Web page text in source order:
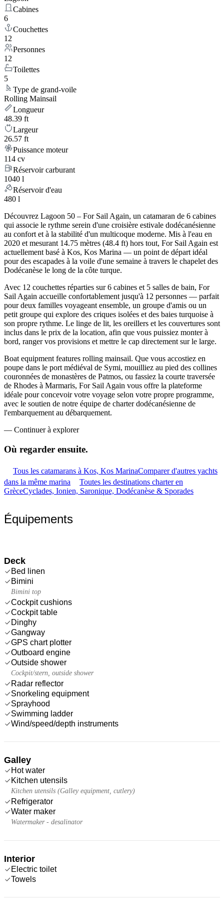
Cabines
6
Couchettes
12
Personnes
12
Toilettes
5
Type de grand-voile
Rolling Mainsail
Longueur
48.39 ft
Largeur
26.57 ft
Puissance moteur
114 cv
Réservoir carburant
1040 l
Réservoir d'eau
480 l
Découvrez Lagoon 50 – For Sail Again, un catamaran de 6 cabines
qui associe le rythme serein d'une croisière estivale dodécanésienne
au confort et à la stabilité d'un multicoque moderne. Mis à l'eau en
2020 et mesurant 14.75 mètres (48.4 ft) hors tout, For Sail Again est
actuellement basé à Kos, Kos Marina — un point de départ idéal
pour des escapades à la voile d'une semaine à travers le chapelet des
Dodécanèse le long de la côte turque.
Avec 12 couchettes réparties sur 6 cabines et 5 salles de bain, For
Sail Again accueille confortablement jusqu'à 12 personnes — parfait
pour deux familles voyageant ensemble, un groupe d'amis ou un
petit groupe qui explore des criques isolées et des baies turquoise à
son propre rythme. Le linge de lit, les oreillers et les couvertures sont
inclus dans le prix de la location, afin que vous puissiez monter à
bord, ranger vos provisions et mettre le cap directement sur le large.
Boat equipment features rolling mainsail. Que vous accostiez en
poupe dans le port médiéval de Symi, mouilliez au pied des collines
couronnées de monastères de Patmos, ou fassiez la courte traversée
de Rhodes à Marmaris, For Sail Again vous offre la plateforme
idéale pour concevoir votre voyage selon votre propre programme,
avec le soutien de notre équipe de charter dodécanésienne de
l'embarquement au débarquement.
— Continuer à explorer
Où regarder ensuite.
Tous les catamarans à Kos, Kos MarinaComparer d'autres yachts
dans la même marina
Toutes les destinations charter en
GrèceCyclades, Ionien, Saronique, Dodécanèse & Sporades
Équipements
Deck
Bed linen
Bimini
Bimini top
Cockpit cushions
Cockpit table
Dinghy
Gangway
GPS chart plotter
Outboard engine
Outside shower
Cockpit/stern, outside shower
Radar reflector
Snorkeling equipment
Sprayhood
Swimming ladder
Wind/speed/depth instruments
Galley
Hot water
Kitchen utensils
Kitchen utensils (Galley equipment, cutlery)
Refrigerator
Water maker
Watermaker - desalinator
Interior
Electric toilet
Towels